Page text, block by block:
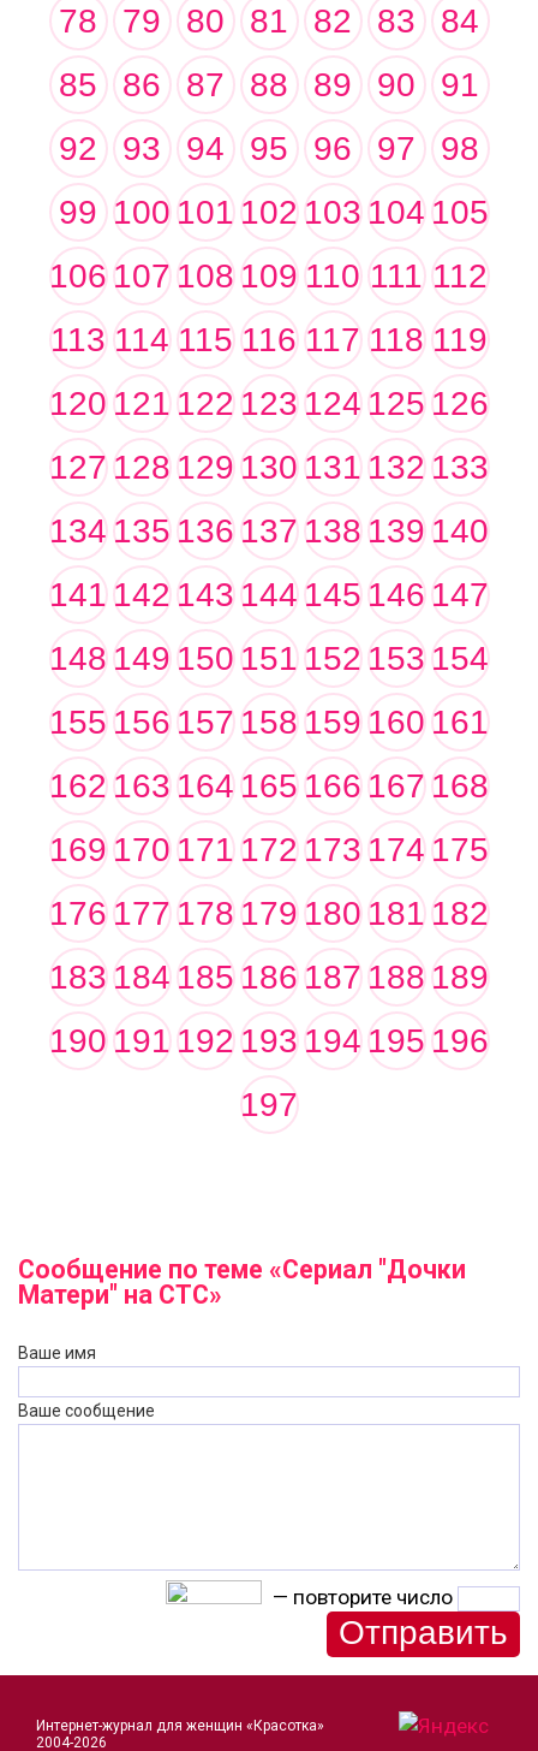
78
79 80 81 82 83
84
85
86 87 88 89 90
91
92
93 94 95 96 97
98
99 100101102103104105
106107108109110 111 112
113 114 115 116 117 118 119
120121122123124125126
127128129130131132133
134135136137138139140
141142143144145146147
148149150151152153154
155156157158159160161
162163164165166167168
169170171172173174175
176177178179180181182
183184185186187188189
190191192193194195196
197
Сообщение по теме «Сериал "Дочки
Матери" на СТС»
Ваше имя
Ваше сообщение
— повторите число
Интернет-журнал для женщин «Красотка»
2004-2026